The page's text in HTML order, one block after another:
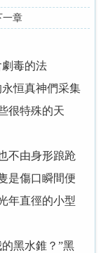
一章
毒的法
恒真神們采集
很特殊的天
由身形踉跄
是傷口瞬間便
年直徑的小型
黑水錐？”黑